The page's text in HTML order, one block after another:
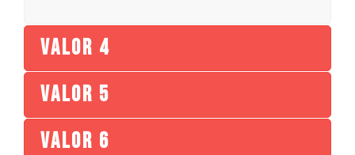
Valor 4
Valor 5
Valor 6